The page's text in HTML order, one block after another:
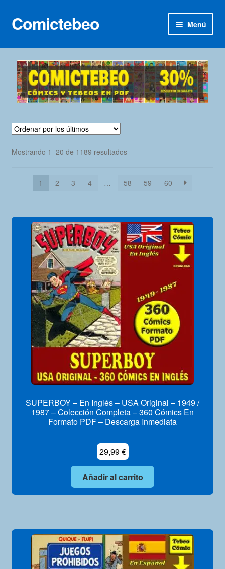
Ir
a
Ir
al
Comictebeo Menú
Inicio
Categorías
Franco-Belga
Inédita
Lotes 100
Mi Cuenta
Mostrando 1–20 de 1189 resultadosOrdenado
últimos
1 2 3 4 … 58 59 60
SUPERBOY – En Inglés – USA Original – 1949 /
1987 – Colección Completa – 360 Cómics En
Formato PDF – Descarga Inmediata
29,99€
Añadir al carrito